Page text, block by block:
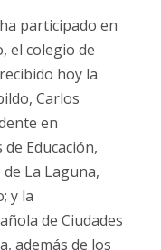
participado en
el colegio de
hoy la
Carlos
en
Educación,
La Laguna,
y la
de Ciudades
además de los